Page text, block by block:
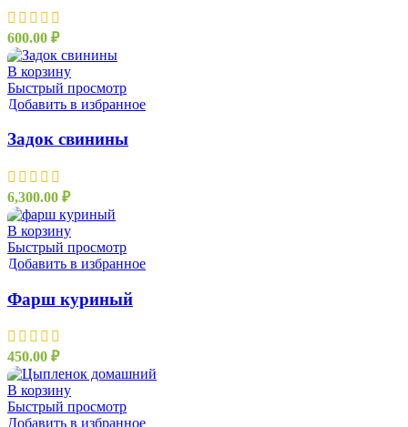
600.00 ₽
В корзину
Быстрый просмотр
Добавить в избранное
Задок свинины
6,300.00 ₽
В корзину
Быстрый просмотр
Добавить в избранное
Фарш куриный
450.00 ₽
В корзину
Быстрый просмотр
Добавить в избранное